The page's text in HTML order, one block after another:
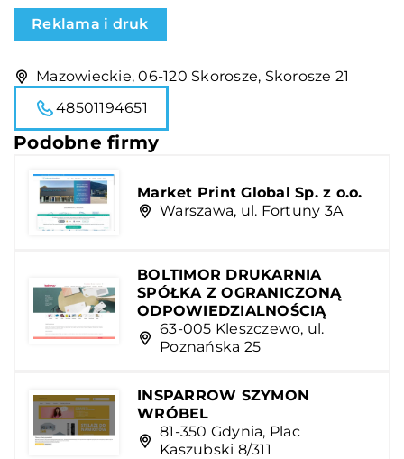
Reklama i druk
Mazowieckie, 06-120 Skorosze, Skorosze 21
48501194651
Podobne firmy
Market Print Global Sp. z o.o.
Warszawa, ul. Fortuny 3A
BOLTIMOR DRUKARNIA
SPÓŁKA Z OGRANICZONĄ
ODPOWIEDZIALNOŚCIĄ
63-005 Kleszczewo, ul.
Poznańska 25
INSPARROW SZYMON
WRÓBEL
81-350 Gdynia, Plac
Kaszubski 8/311